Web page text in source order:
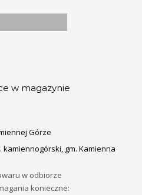
w magazynie
Górze
gm. Kamienna
w odbiorze
konieczne: